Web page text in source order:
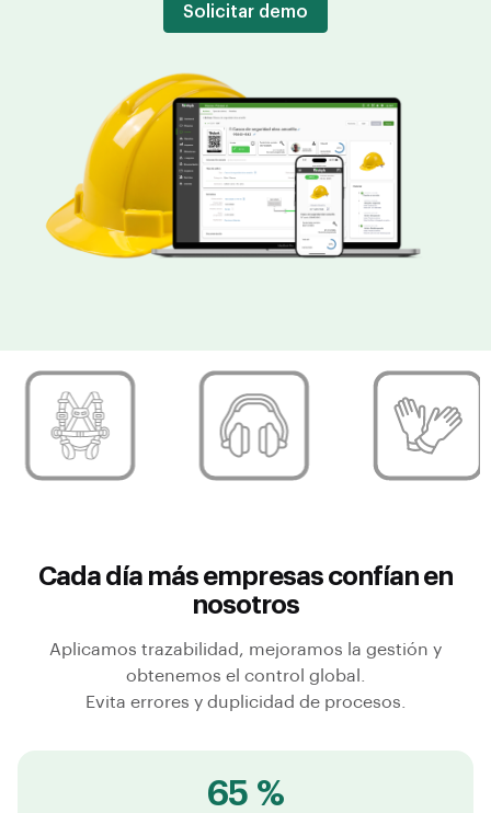
Solicitar demo
Cada día más empresas confían en
nosotros
Aplicamos trazabilidad, mejoramos la gestión y
obtenemos el control global.
Evita errores y duplicidad de procesos.
65 %